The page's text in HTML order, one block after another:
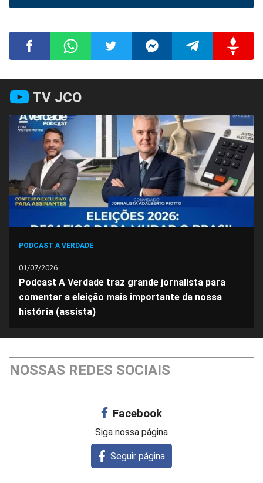
Compartilhar
no
Facebook
no
Whatsapp
no
Twitter
no
Messenger
no
Telegram
no
Gettr
TV JCO
PODCAST A VERDADE
01/07/2026
Podcast A Verdade traz grande jornalista para
comentar a eleição mais importante da nossa
história (assista)
NOSSAS REDES SOCIAIS
Facebook
Siga nossa página
Seguir página